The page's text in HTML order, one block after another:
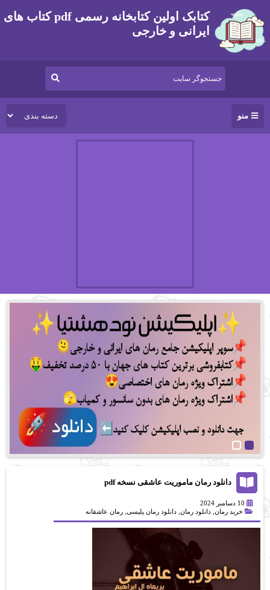
کتابک اولین کتابخانه رسمی pdf کتاب های
ایرانی و خارجی
منو
دانلود رمان ماموریت عاشقی نسخه pdf
10 دسامبر 2024
خرید رمان, دانلود رمان, دانلود رمان پلیسی, رمان عاشقانه